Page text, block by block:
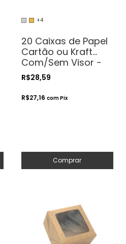
+4
20 Caixas de Papel
Cartão ou Kraft
Com/Sem Visor -
10x10x5 - Para
Presentes.
Cosméticos ou
Artesanatos
R$28,59
R$27,16 comPix
Comprar